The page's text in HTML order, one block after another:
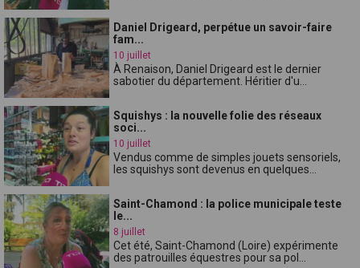
Daniel Drigeard, perpétue un savoir-faire
fam...
10 juillet
À Renaison, Daniel Drigeard est le dernier
sabotier du département. Héritier d'u...
Squishys : la nouvelle folie des réseaux
soci...
10 juillet
Vendus comme de simples jouets sensoriels,
les squishys sont devenus en quelques...
Saint-Chamond : la police municipale teste
le...
8 juillet
Cet été, Saint-Chamond (Loire) expérimente
des patrouilles équestres pour sa pol...